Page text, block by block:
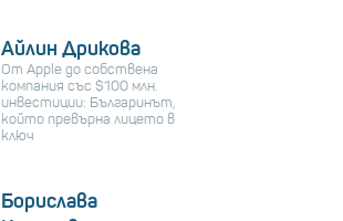
Айлин Дрикова
От Apple до собствена
компания със $100 млн.
инвестиции: Българинът,
който превърна лицето в
ключ
Борислава